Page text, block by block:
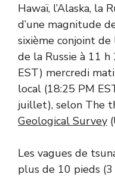
Hawaï, l’Alaska, la
d’une magnitude
sixième conjoint
de la Russie à 11
EST) mercredi
local (18:25 PM
juillet), selon The
Geological Survey
Les vagues de
plus de 10 pieds